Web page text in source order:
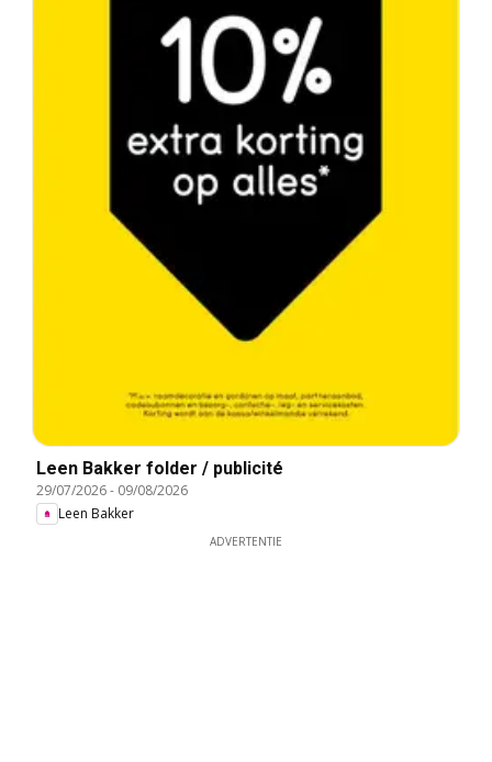
Leen Bakker folder / publicité
29/07/2026- 09/08/2026
Leen Bakker
ADVERTENTIE